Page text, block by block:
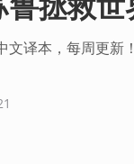
文译本，每周更新！